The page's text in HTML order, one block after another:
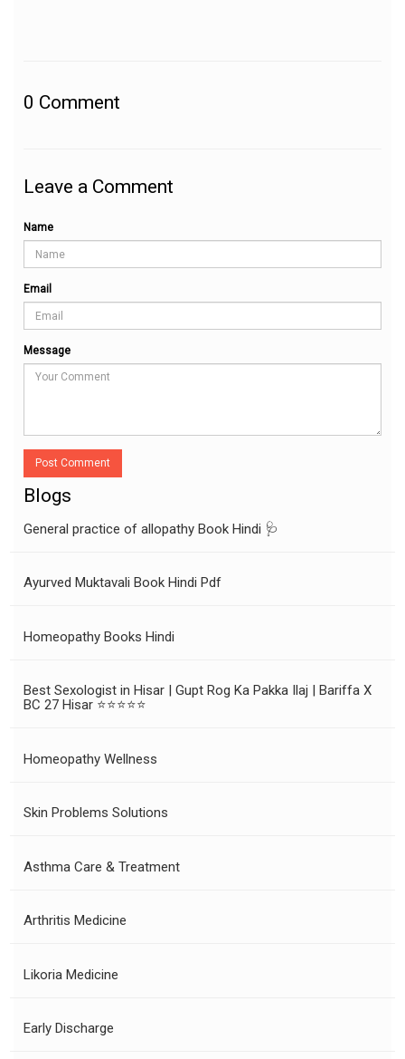
0 Comment
Leave a Comment
Name
Email
Message
Post Comment
Blogs
General practice of allopathy Book Hindi 🩺
Ayurved Muktavali Book Hindi Pdf
Homeopathy Books Hindi
Best Sexologist in Hisar | Gupt Rog Ka Pakka Ilaj | Bariffa X
BC 27 Hisar ⭐⭐⭐⭐⭐
Homeopathy Wellness
Skin Problems Solutions
Asthma Care & Treatment
Arthritis Medicine
Likoria Medicine
Early Discharge